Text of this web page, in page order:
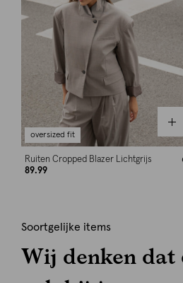
oversized fit
Ruiten Cropped Blazer Lichtgrijs
89.99
Soortgelijke items
Wij denken dat